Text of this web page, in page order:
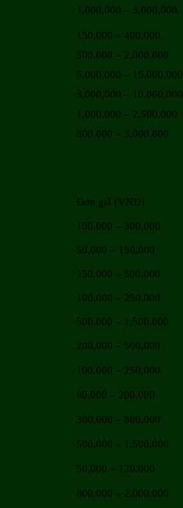
1,000,000 – 3,000,000
150,000 – 400,000
500,000 – 2,000,000
5,000,000 – 15,000,000
3,000,000 – 10,000,000
1,000,000 – 2,500,000
800,000 – 3,000,000
Đơn giá (VNĐ)
100,000 – 300,000
50,000 – 150,000
150,000 – 500,000
100,000 – 250,000
500,000 – 1,500,000
200,000 – 500,000
100,000 – 250,000
80,000 – 200,000
300,000 – 800,000
500,000 – 1,500,000
50,000 – 120,000
800,000 – 2,000,000